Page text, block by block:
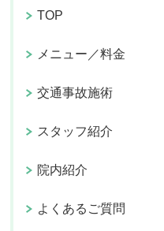
TOP
メニュー／料金
交通事故施術
スタッフ紹介
院内紹介
よくあるご質問